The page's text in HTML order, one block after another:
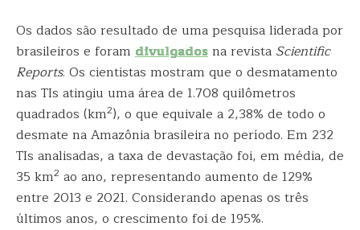
Os dados são resultado de uma pesquisa liderada por
brasileiros e foram divulgadosna revista Scientific
Reports. Os cientistas mostram que o desmatamento
nas TIs atingiu uma área de 1.708 quilômetros
quadrados (km2), o que equivale a 2,38% de todo o
desmate na Amazônia brasileira no período. Em 232
TIs analisadas, a taxa de devastação foi, em média, de
35 km2 ao ano, representando aumento de 129%
entre 2013 e 2021. Considerando apenas os três
últimos anos, o crescimento foi de 195%.